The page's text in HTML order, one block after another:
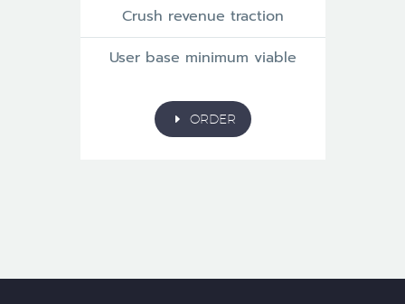
Crush revenue traction
User base minimum viable
E ORDER